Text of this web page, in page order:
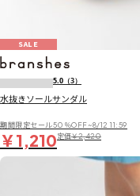
SALE
5.0 （3）
水抜きソールサンダル
期間限定セール50％OFF~8/12 11:59
￥1,210定価￥2,420